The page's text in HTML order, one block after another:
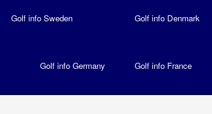
Golf info Sweden Golf info Denmark
Golf info Germany Golf info France